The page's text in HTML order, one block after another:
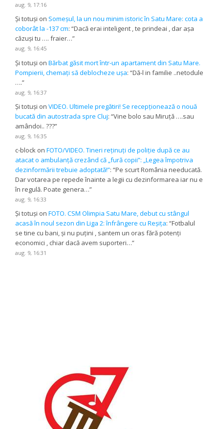
aug. 9, 17:16
Și totuși on Someșul, la un nou minim istoric în Satu Mare: cota a
coborât la -137 cm: “Dacă erai inteligent , te prindeai , dar așa
căzuși tu …. fraier…”
aug. 9, 16:45
Și totuși onBărbat găsit mort într-un apartament din Satu Mare.
Pompierii, chemați să deblocheze ușa: “Dă-l in familie ..netodule
….”
aug. 9, 16:37
Și totuși onVIDEO. Ultimele pregătiri! Se recepționează o nouă
bucată din autostrada spre Cluj: “Vine bolo sau Miruță ….sau
amândoi.. ???”
aug. 9, 16:35
c-block onFOTO/VIDEO. Tineri reținuți de poliție după ce au
atacat o ambulanță crezând că „fură copii”: „Legea împotriva
dezinformării trebuie adoptată!”: “Pe scurt România needucată.
Dar votarea pe repede înainte a legii cu dezinformarea iar nu e
în regulă. Poate genera…”
aug. 9, 16:33
Și totuși onFOTO. CSM Olimpia Satu Mare, debut cu stângul
acasă în noul sezon din Liga 2: înfrângere cu Reșița: “Fotbalul
se tine cu bani, și nu puțini , santem un oras fără potenți
economici , chiar dacă avem suporteri…”
aug. 9, 16:31